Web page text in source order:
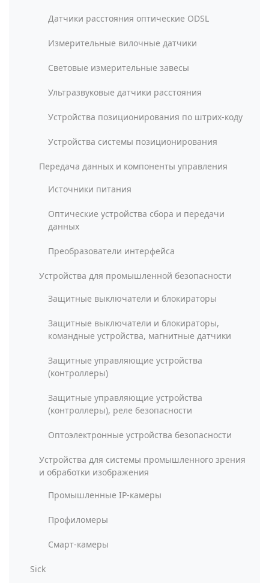
Датчики расстояния оптические ODSL
Измерительные вилочные датчики
Световые измерительные завесы
Ультразвуковые датчики расстояния
Устройства позиционирования по штрих-коду
Устройства системы позиционирования
Передача данных и компоненты управления
Источники питания
Оптические устройства сбора и передачи
данных
Преобразователи интерфейса
Устройства для промышленной безопасности
Защитные выключатели и блокираторы
Защитные выключатели и блокираторы,
командные устройства, магнитные датчики
Защитные управляющие устройства
(контроллеры)
Защитные управляющие устройства
(контроллеры), реле безопасности
Оптоэлектронные устройства безопасности
Устройства для системы промышленного зрения
и обработки изображения
Промышленные IP-камеры
Профиломеры
Смарт-камеры
Sick